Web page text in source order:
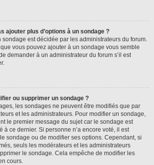
ajouter plus d’options à un sondage ?
sondage est décidée par les administrateurs du forum.
vous pouvez ajouter à un sondage vous semble
demander à un administrateur du forum s’il est
ou supprimer un sondage ?
les sondages ne peuvent être modifiés que par
et les administrateurs. Pour modifier un sondage,
le premier message du sujet car le sondage est
à ce dernier. Si personne n’a encore voté, il est
sondage ou de modifier ses options. Cependant, si
seuls les modérateurs et les administrateurs
le sondage. Cela empêche de modifier les
cours.